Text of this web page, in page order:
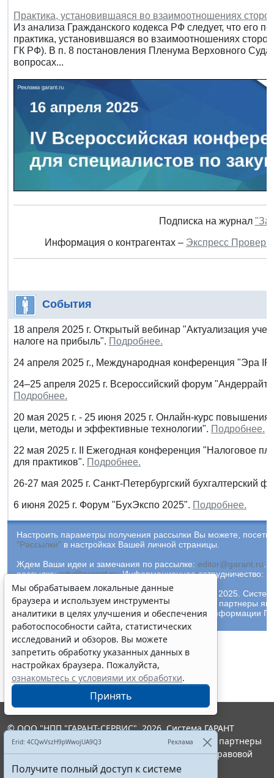
Практика, установившаяся во взаимоотношениях
Из анализа Гражданского кодекса РФ следует, что его
практика, установившаяся во взаимоотношениях
ГК РФ). В п. 8 постановления Пленума Верховного
вопросах...
Подписка на журнал
Информация о контрагентах – Экспресс
События
18 апреля 2025 г. Открытый вебинар "Актуализация
налоге на прибыль". Подробнее.
24 апреля 2025 г., Международная конференция "Эра
24–25 апреля 2025 г. Всероссийский форум
Подробнее.
20 мая 2025 г. - 25 июня 2025 г. Онлайн-курс
цели, методы и эффективные технологии". Подробнее.
22 мая 2025 г. II Ежегодная конференция "Налоговое
для практиков". Подробнее.
26-27 мая 2025 г. Санкт-Петербургский бухгалтерский
6 июня 2025 г. Форум "БухЭкспо 2025". Подробнее.
Настроить параметры получения рассылки Вы можете,
"Рассылки" в настройках Вашей личной страницы.
Ждем Ваши идеи и замечания по рассылке: editor@garant.ru
рассылке:adv@garant.ru. Информационное сотрудничество:
© ООО "НПП "ГАРАНТ-СЕРВИС-УНИВЕРСИТЕТ", 2025.
выпускается с 1990 года. Компания "Гарант" и ее партнеры
участниками Российской ассоциации правовой информации
Мы обрабатываем локальные данные
браузера и используем инструменты
аналитики в целях улучшения и обеспечения
работоспособности сайта, статистических
исследований и обзоров. Вы можете
запретить обработку указанных данных в
настройках браузера. Пожалуйста,
ознакомьтесь с условиями их обработки.
Принять
Erid: 4CQwVszH9pWwojUA9Q3 Реклама
Получите полный доступ к системе
© ООО "НПП "ГАРАНТ-СЕРВИС", 2026. Система ГАРАНТ
выпускается с 1990 года. Компания "Гарант" и ее партнеры
являются участниками Российской ассоциации правовой
информации ГАРАНТ.